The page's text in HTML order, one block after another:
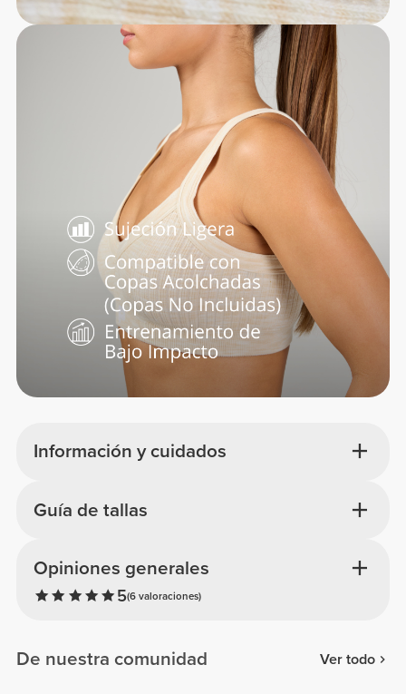
Información y cuidados
Opiniones generales
5(6 valoraciones)
Guía de tallas
De nuestra comunidad Ver todo